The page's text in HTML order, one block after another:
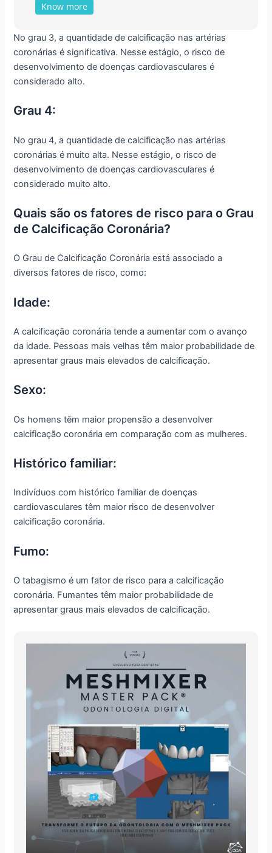
Know more
No grau 3, a quantidade de calcificação nas artérias
coronárias é significativa. Nesse estágio, o risco de
desenvolvimento de doenças cardiovasculares é
considerado alto.
Grau 4:
No grau 4, a quantidade de calcificação nas artérias
coronárias é muito alta. Nesse estágio, o risco de
desenvolvimento de doenças cardiovasculares é
considerado muito alto.
Quais são os fatores de risco para o Grau
de Calcificação Coronária?
O Grau de Calcificação Coronária está associado a
diversos fatores de risco, como:
Idade:
A calcificação coronária tende a aumentar com o avanço
da idade. Pessoas mais velhas têm maior probabilidade de
apresentar graus mais elevados de calcificação.
Sexo:
Os homens têm maior propensão a desenvolver
calcificação coronária em comparação com as mulheres.
Histórico familiar:
Indivíduos com histórico familiar de doenças
cardiovasculares têm maior risco de desenvolver
calcificação coronária.
Fumo:
O tabagismo é um fator de risco para a calcificação
coronária. Fumantes têm maior probabilidade de
apresentar graus mais elevados de calcificação.